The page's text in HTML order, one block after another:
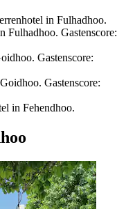
in Fulhadhoo.
Fulhadhoo. Gastenscore:
Gastenscore:
Gastenscore:
in Fehendhoo.